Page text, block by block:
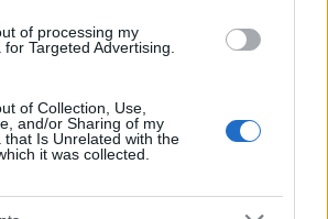
of processing my
Targeted Advertising.
of Collection, Use,
and/or Sharing of my
that Is Unrelated with the
it was collected.
rapportés par Rugbyrama
à vos sources préférées
: